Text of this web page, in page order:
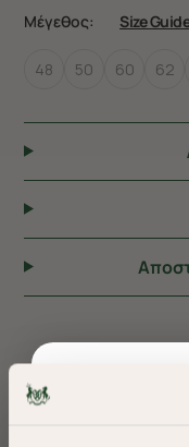
Μέγεθος: Size Guide
48 50 60 62
ΠΡΟΤΕΙΝΟΥΜΕ